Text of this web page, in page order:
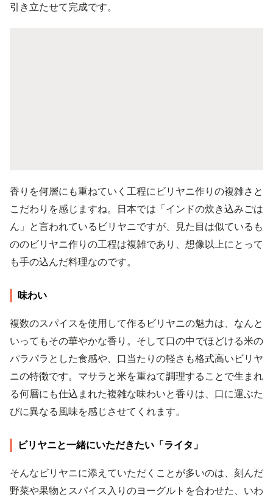
引き立たせて完成です。
香りを何層にも重ねていく工程にビリヤニ作りの複雑さと
こだわりを感じますね。日本では「インドの炊き込みごは
ん」と言われているビリヤニですが、見た目は似ているも
ののビリヤニ作りの工程は複雑であり、想像以上にとって
も手の込んだ料理なのです。
味わい
複数のスパイスを使用して作るビリヤニの魅力は、なんと
いってもその華やかな香り。そして口の中でほどける米の
パラパラとした食感や、口当たりの軽さも格式高いビリヤ
ニの特徴です。マサラと米を重ねて調理することで生まれ
る何層にも仕込まれた複雑な味わいと香りは、口に運ぶた
びに異なる風味を感じさせてくれます。
ビリヤニと一緒にいただきたい「ライタ」
そんなビリヤニに添えていただくことが多いのは、刻んだ
野菜や果物とスパイス入りのヨーグルトを合わせた、いわ